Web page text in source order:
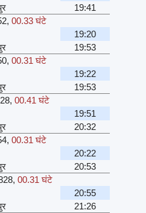
19:41
, 00.33 घंटे
19:20
19:53
, 00.31 घंटे
19:22
19:53
, 00.41 घंटे
19:51
20:32
, 00.31 घंटे
20:22
20:53
, 00.31 घंटे
20:55
21:26